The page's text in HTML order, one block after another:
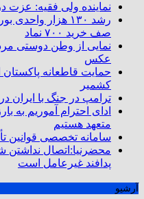
نماینده ولی فقیه:
صف خرید ۷۰۰ نماد
نمایی از وطن دوستی
عکس
حمایت قاطعانه
کشمیر
ترامپ در جنگ با ایران
ادای احترام آموریم به
متعهد هستیم
سامانه تخصصی قوانین
محضرنیا:اتصال نداشتن
پدافند غیرعامل است
آرشیو